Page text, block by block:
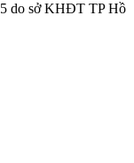
do sở KHĐT TP Hồ